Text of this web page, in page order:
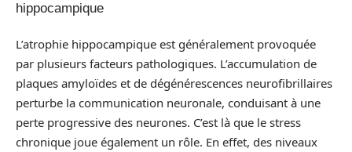
hippocampique
L’atrophie hippocampique est généralement provoquée
par plusieurs facteurs pathologiques. L’accumulation de
plaques amyloïdes et de dégénérescences neurofibrillaires
perturbe la communication neuronale, conduisant à une
perte progressive des neurones. C’est là que le stress
chronique joue également un rôle. En effet, des niveaux